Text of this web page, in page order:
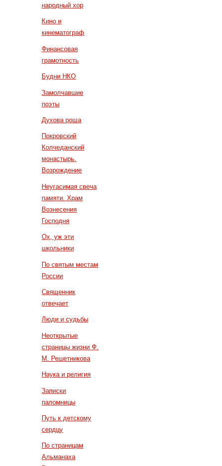
народный хор
Кино и
кинематограф
Финансовая
грамотность
Будни НКО
Замолчавшие
поэты
Духова роща
Покровский
Колчеданский
монастырь.
Возрождение
Неугасимая свеча
памяти. Храм
Вознесения
Господня
Ох, уж эти
школьники
По святым местам
России
Священник
отвечает
Люди и судьбы
Неоткрытые
страницы жизни Ф.
М. Решетникова
Наука и религия
Записки
паломницы
Путь к детскому
сердцу
По страницам
Альманаха